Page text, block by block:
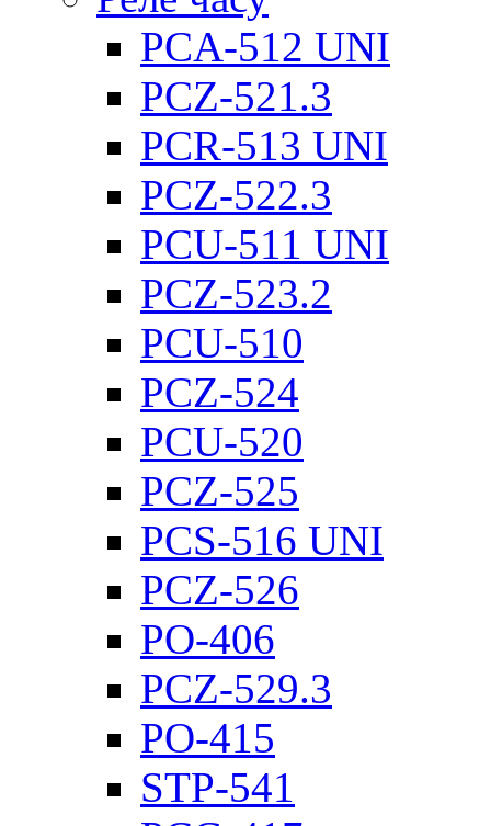
PCA-512 UNI
PCZ-521.3
PCR-513 UNI
PCZ-522.3
PCU-511 UNI
PCZ-523.2
PCU-510
PCZ-524
PCU-520
PCZ-525
PCS-516 UNI
PCZ-526
PO-406
PCZ-529.3
PO-415
STP-541